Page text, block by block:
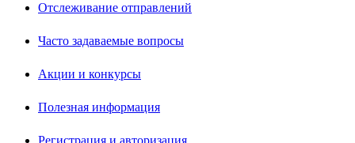
Отслеживание отправлений
Часто задаваемые вопросы
Акции и конкурсы
Полезная информация
Регистрация и авторизация